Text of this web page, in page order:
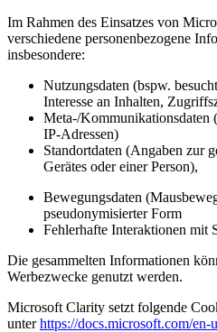
Im Rahmen des Einsatzes von
verschiedene personenbezogene
insbesondere:
Nutzungsdaten (bspw.
Interesse an Inhalten,
Meta-/Kommunikationsdaten
IP-Adressen)
Standortdaten (Angaben zur
Gerätes oder einer Person),
Bewegungsdaten
pseudonymisierter Form
Fehlerhafte Interaktionen mit
Die gesammelten Informationen
Werbezwecke genutzt werden.
Microsoft Clarity setzt folgende
unterhttps://docs.microsoft.com/